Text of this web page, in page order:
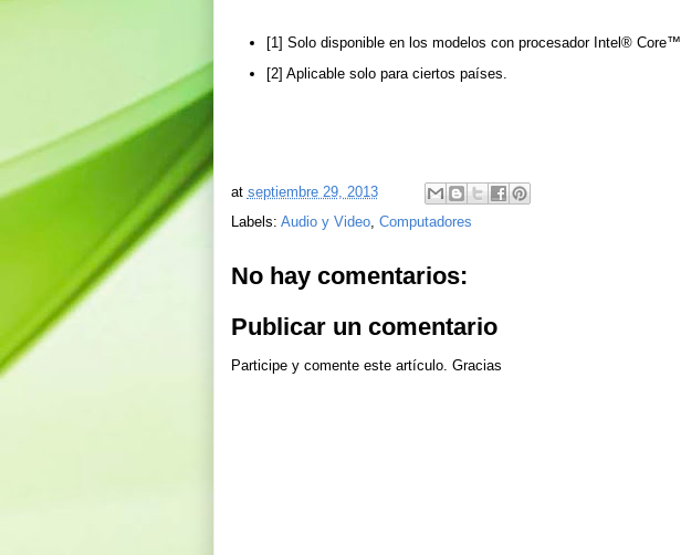
[1] Solo disponible en los modelos con procesador Intel® Core™
[2] Aplicable solo para ciertos países.
at septiembre 29, 2013
Labels: Audio y Video, Computadores
No hay comentarios:
Publicar un comentario
Participe y comente este artículo. Gracias